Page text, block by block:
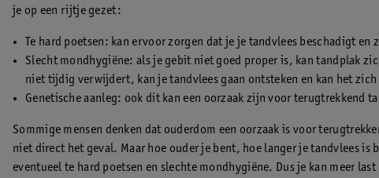
je op een rijtje gezet:
Te hard poetsen: kan ervoor zorgen dat je je tandvlees beschadigt en
Slecht mondhygiëne: als je gebit niet goed proper is, kan tandplak
niet tijdig verwijdert, kan je tandvlees gaan ontsteken en kan het
Genetische aanleg: ook dit kan een oorzaak zijn voor terugtrekkend
Sommige mensen denken dat ouderdom een oorzaak is voor
niet direct het geval. Maar hoe ouder je bent, hoe langer je tandvlees is
eventueel te hard poetsen en slechte mondhygiëne. Dus je kan meer last